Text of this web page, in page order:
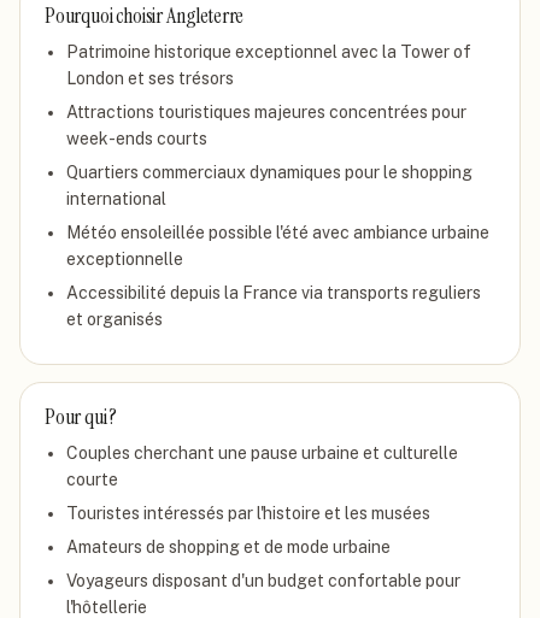
Pourquoi choisirAngleterre
Patrimoine historique exceptionnel avec la Tower of
London et ses trésors
Attractions touristiques majeures concentrées pour
week-ends courts
Quartiers commerciaux dynamiques pour le shopping
international
Météo ensoleillée possible l'été avec ambiance urbaine
exceptionnelle
Accessibilité depuis la France via transports reguliers
et organisés
Pour qui ?
Couples cherchant une pause urbaine et culturelle
courte
Touristes intéressés par l'histoire et les musées
Amateurs de shopping et de mode urbaine
Voyageurs disposant d'un budget confortable pour
l'hôtellerie